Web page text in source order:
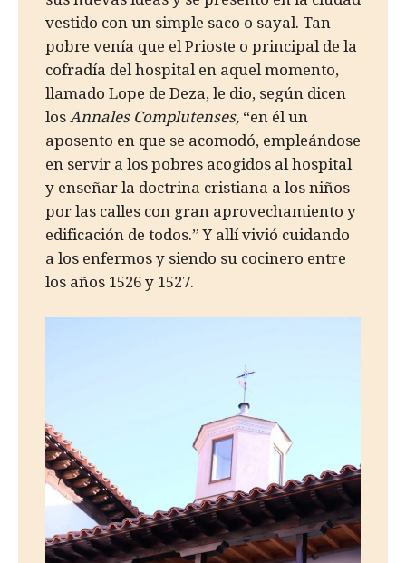
vestido con un simple saco o sayal. Tan
pobre venía que el Prioste o principal de la
cofradía del hospital en aquel momento,
llamado Lope de Deza, le dio, según dicen
los Annales Complutenses, “en él un
aposento en que se acomodó, empleándose
en servir a los pobres acogidos al hospital
y enseñar la doctrina cristiana a los niños
por las calles con gran aprovechamiento y
edificación de todos.” Y allí vivió cuidando
a los enfermos y siendo su cocinero entre
los años 1526 y 1527.